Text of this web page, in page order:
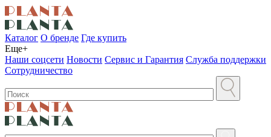
Каталог О бренде Где купить
Еще+
Наши соцсети Новости Сервис и Гарантия Служба поддержки
Сотрудничество